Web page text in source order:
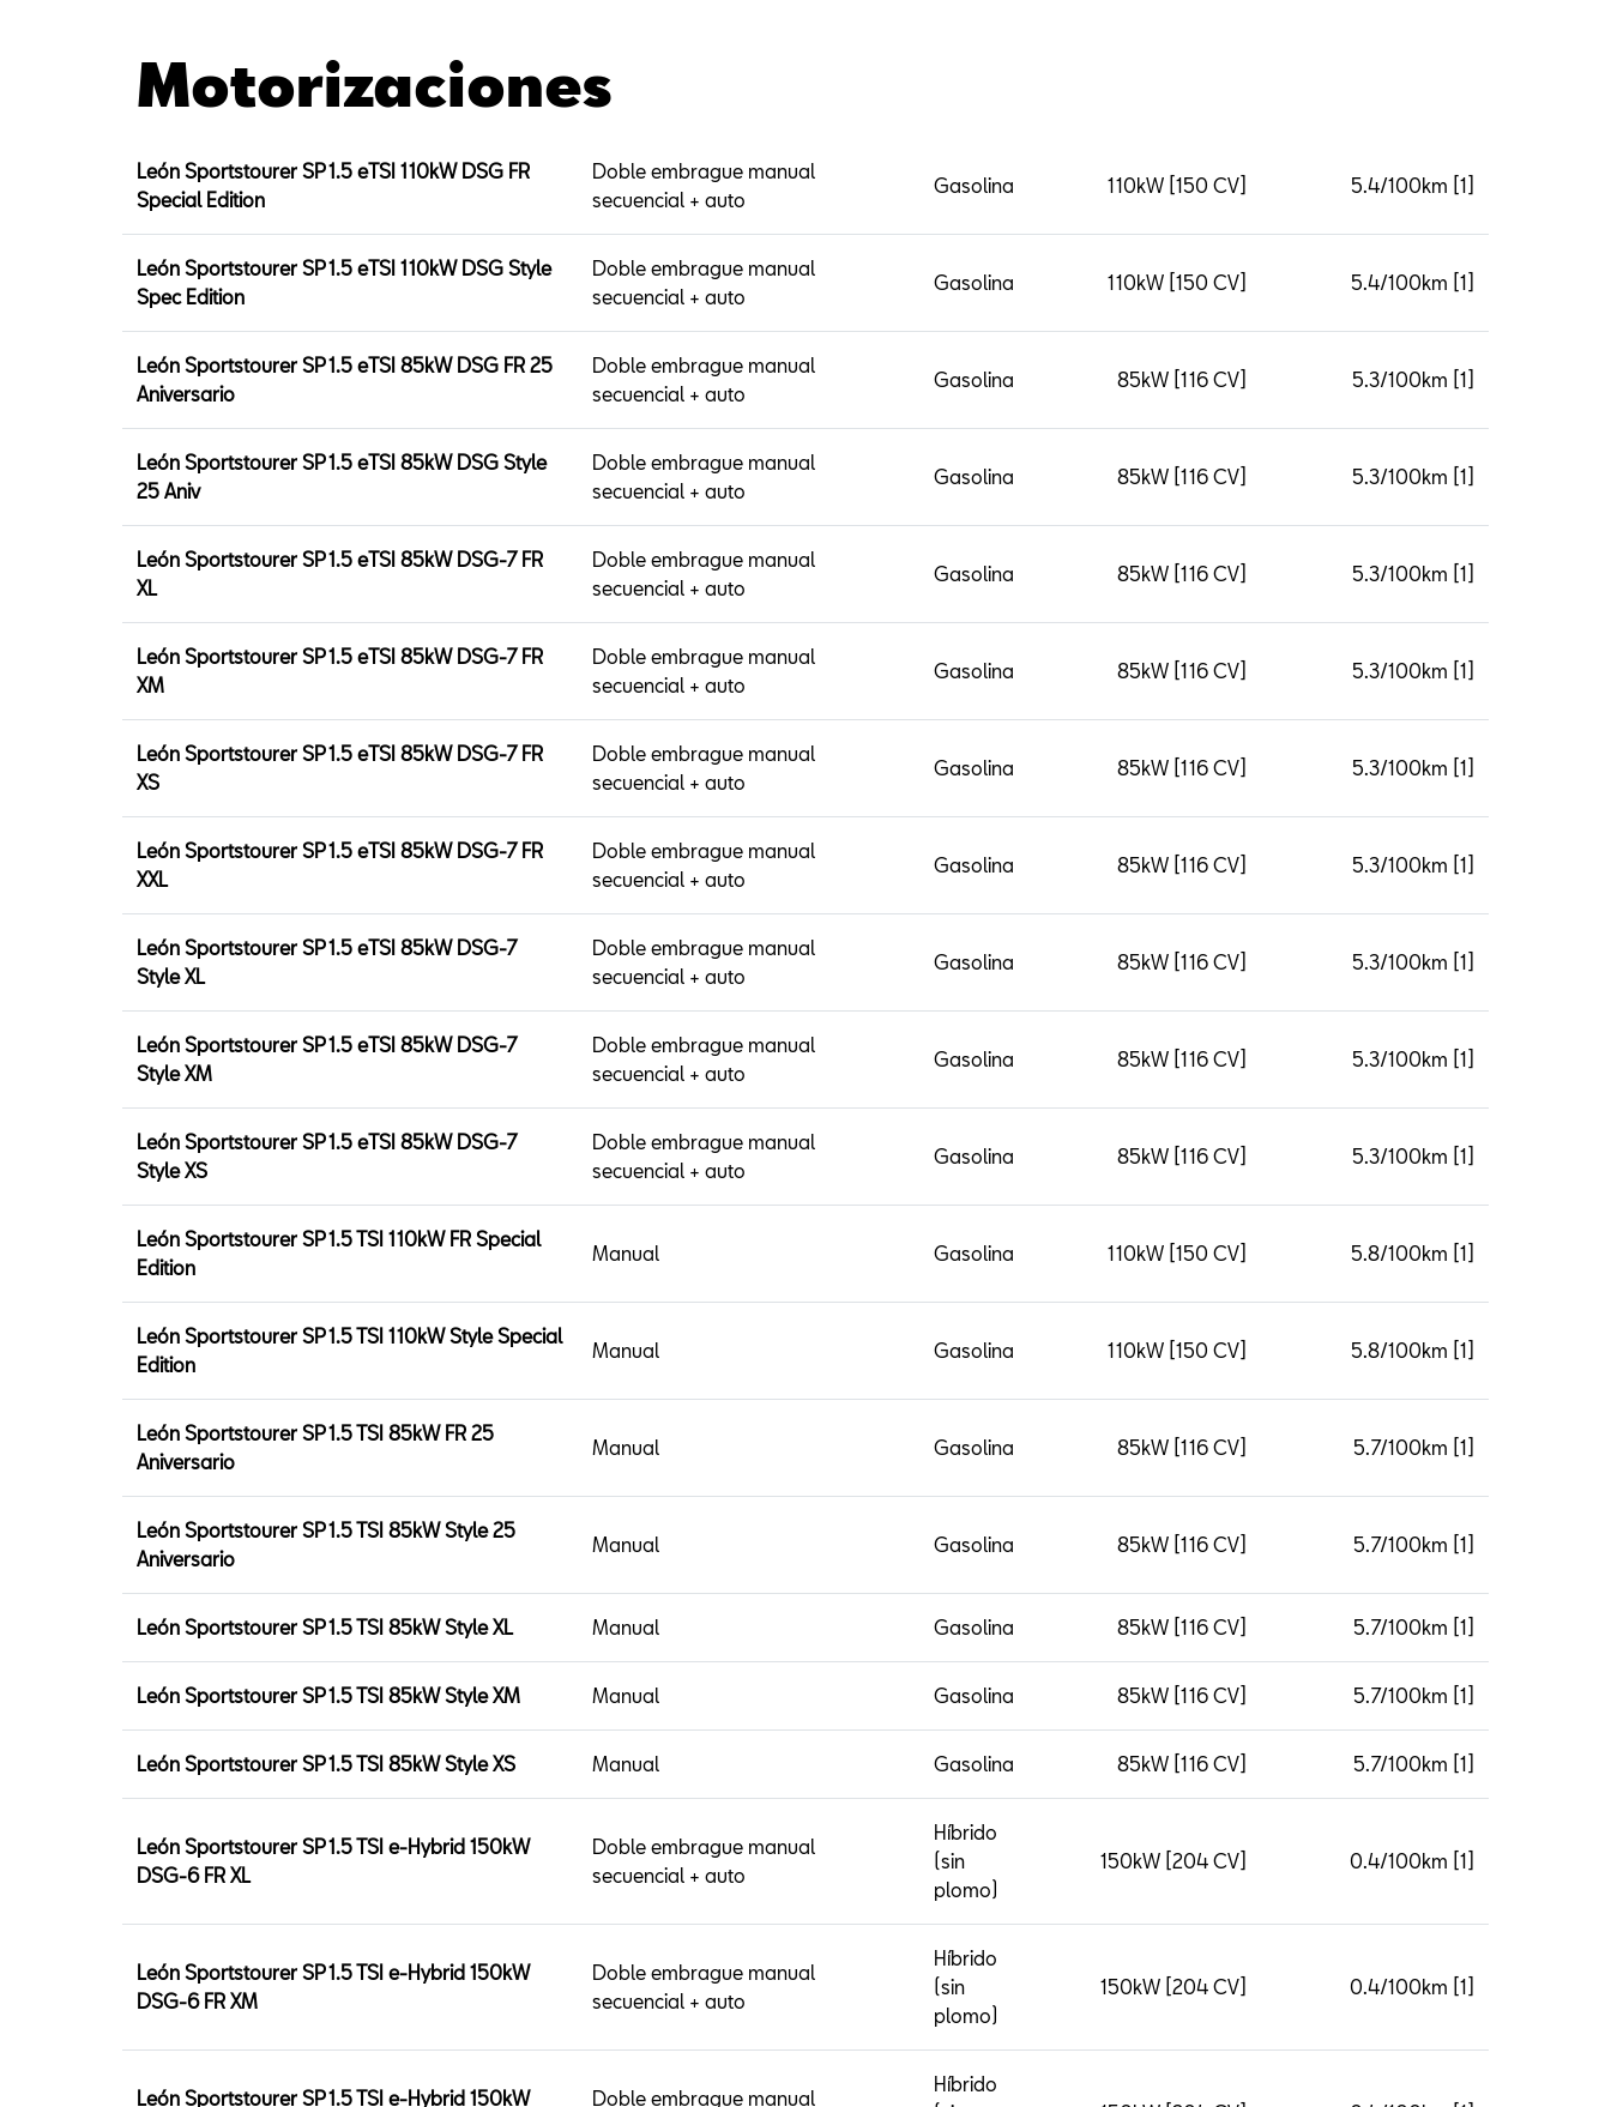
Motorizaciones
León Sportstourer SP 1.5 eTSI 110kW DSG FR
Special Edition
Doble embrague manual
secuencial + auto
Gasolina 110kW [150 CV] 5.4/100km [1]
León Sportstourer SP 1.5 eTSI 110kW DSG Style
Spec Edition
Doble embrague manual
secuencial + auto
Gasolina 110kW [150 CV] 5.4/100km [1]
León Sportstourer SP 1.5 eTSI 85kW DSG FR 25
Aniversario
Doble embrague manual
secuencial + auto
Gasolina 85kW [116 CV] 5.3/100km [1]
León Sportstourer SP 1.5 eTSI 85kW DSG Style
25 Aniv
Doble embrague manual
secuencial + auto
Gasolina 85kW [116 CV] 5.3/100km [1]
León Sportstourer SP 1.5 eTSI 85kW DSG-7 FR
XL
Doble embrague manual
secuencial + auto
Gasolina 85kW [116 CV] 5.3/100km [1]
León Sportstourer SP 1.5 eTSI 85kW DSG-7 FR
XM
Doble embrague manual
secuencial + auto
Gasolina 85kW [116 CV] 5.3/100km [1]
León Sportstourer SP 1.5 eTSI 85kW DSG-7 FR
XS
Doble embrague manual
secuencial + auto
Gasolina 85kW [116 CV] 5.3/100km [1]
León Sportstourer SP 1.5 eTSI 85kW DSG-7 FR
XXL
Doble embrague manual
secuencial + auto
Gasolina 85kW [116 CV] 5.3/100km [1]
León Sportstourer SP 1.5 eTSI 85kW DSG-7
Style XL
Doble embrague manual
secuencial + auto
Gasolina 85kW [116 CV] 5.3/100km [1]
León Sportstourer SP 1.5 eTSI 85kW DSG-7
Style XM
Doble embrague manual
secuencial + auto
Gasolina 85kW [116 CV] 5.3/100km [1]
León Sportstourer SP 1.5 eTSI 85kW DSG-7
Style XS
Doble embrague manual
secuencial + auto
Gasolina 85kW [116 CV] 5.3/100km [1]
León Sportstourer SP 1.5 TSI 110kW FR Special
Edition
Manual Gasolina 110kW [150 CV] 5.8/100km [1]
León Sportstourer SP 1.5 TSI 110kW Style Special
Edition
Manual Gasolina 110kW [150 CV] 5.8/100km [1]
León Sportstourer SP 1.5 TSI 85kW FR 25
Aniversario
Manual Gasolina 85kW [116 CV] 5.7/100km [1]
León Sportstourer SP 1.5 TSI 85kW Style 25
Aniversario
Manual Gasolina 85kW [116 CV] 5.7/100km [1]
León Sportstourer SP 1.5 TSI 85kW Style XL Manual Gasolina 85kW [116 CV] 5.7/100km [1]
León Sportstourer SP 1.5 TSI 85kW Style XM Manual Gasolina 85kW [116 CV] 5.7/100km [1]
León Sportstourer SP 1.5 TSI 85kW Style XS Manual Gasolina 85kW [116 CV] 5.7/100km [1]
León Sportstourer SP 1.5 TSI e-Hybrid 150kW
DSG-6 FR XL
Doble embrague manual
secuencial + auto
Híbrido
(sin
plomo)
150kW [204 CV] 0.4/100km [1]
León Sportstourer SP 1.5 TSI e-Hybrid 150kW
DSG-6 FR XM
Doble embrague manual
secuencial + auto
Híbrido
(sin
plomo)
150kW [204 CV] 0.4/100km [1]
León Sportstourer SP 1.5 TSI e-Hybrid 150kW Doble embrague manual
Híbrido